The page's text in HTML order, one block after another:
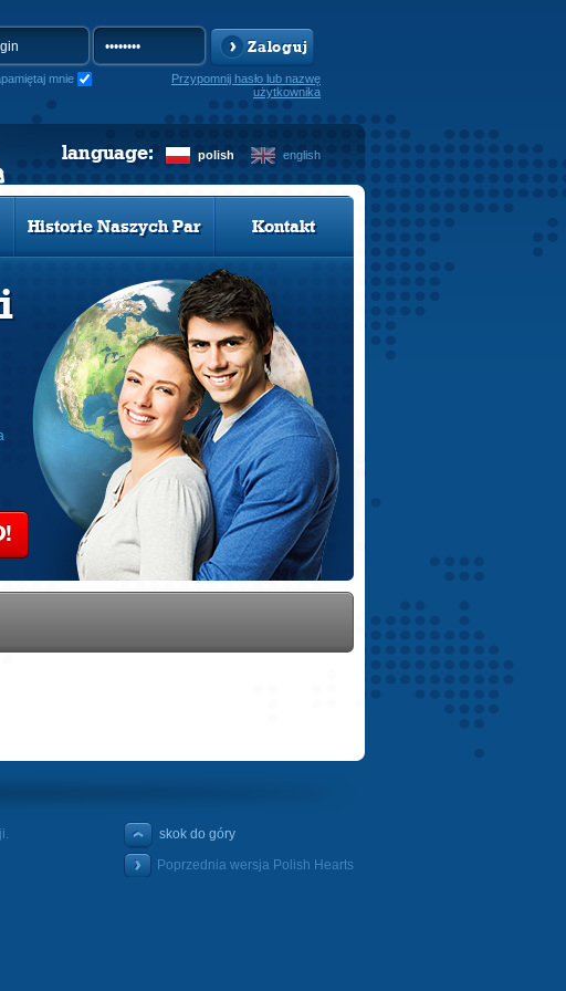
Zaloguj
mnie
Przypomnij hasło lub nazwę
użytkownika
polish english
language:
Historie Naszych Par Kontakt
skok do góry
Poprzednia wersja Polish Hearts